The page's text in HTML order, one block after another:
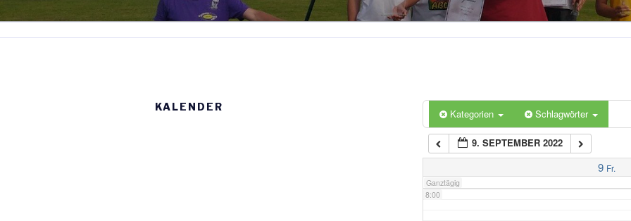
KALENDER
Kategorien Schlagwörter
9. SEPTEMBER 2022
9 Fr.
Ganztägig
4:00
6:00
7:00
8:00